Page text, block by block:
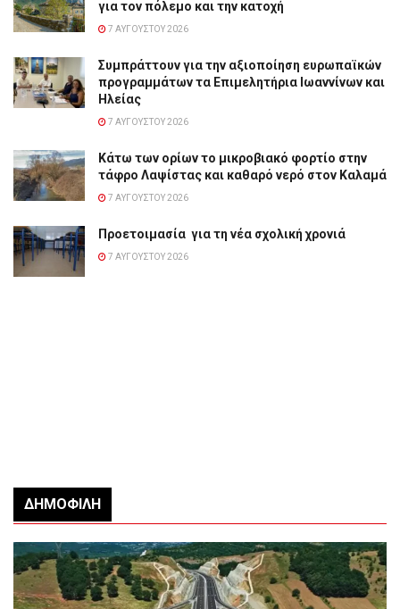
για τον πόλεμο και την κατοχή
7 ΑΥΓΟΎΣΤΟΥ 2026
Συμπράττουν για την αξιοποίηση ευρωπαϊκών
προγραμμάτων τα Επιμελητήρια Ιωαννίνων και
Ηλείας
7 ΑΥΓΟΎΣΤΟΥ 2026
Κάτω των ορίων το μικροβιακό φορτίο στην
τάφρο Λαψίστας και καθαρό νερό στον Καλαμά
7 ΑΥΓΟΎΣΤΟΥ 2026
Προετοιμασία για τη νέα σχολική χρονιά
7 ΑΥΓΟΎΣΤΟΥ 2026
ΔΗΜΟΦΙΛΉ